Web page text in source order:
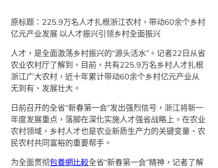
原标题：225.9万名人才扎根浙江农村，带动60余个乡村
亿元产业发展 以人才振兴引领乡村全面振兴
人才，是全面激荡乡村振兴的“源头活水”。记者22日从省
农业农村厅了解到，目前，共有225.9万名乡村人才扎根
浙江广大农村，近十年累计带动60余个乡村亿元产业从
无到有、发展壮大。
日前召开的全省“新春第一会”发出强烈信号，浙江将新一
年度发展重点，落脚在深化实施人才强省战略上。在农业
农村领域，乡村人才也是农业新质生产力的关键变量、农
民农村共同富裕的重要帮手。
为全面贯彻包養網比較全省“新春第一会”精神，记者了解